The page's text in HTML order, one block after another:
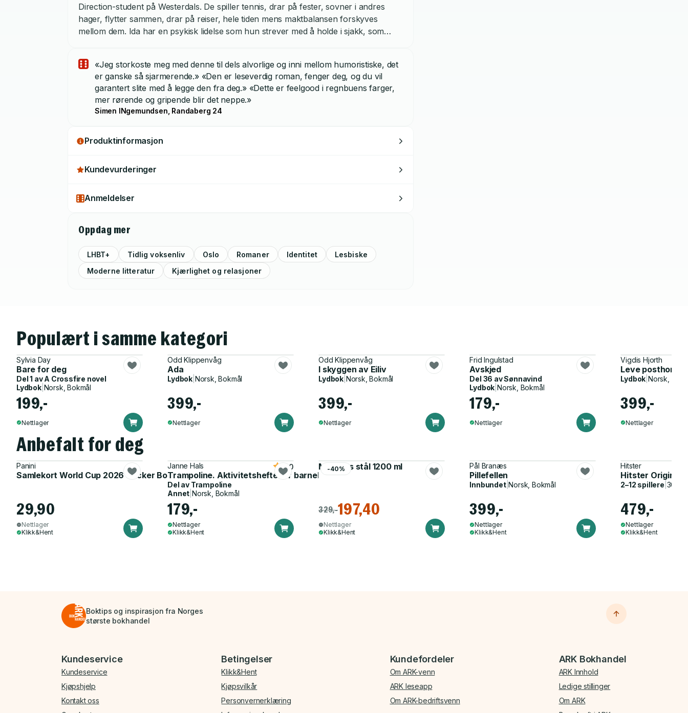
Direction-student på Westerdals. De spiller tennis, drar på fester, sovner i andres
hager, flytter sammen, drar på reiser, hele tiden mens maktbalansen forskyves
mellom dem. Ida har en psykisk lidelse som hun strever med å holde i sjakk, som
minne-fragmenter fra forholdet, og livet etter forholdet .Eva/Idabeskriver det såre i å
være utenfor seg selv, å ikke føle at man hører til noe sted, menEva/Idaer også en
roman om å lengte tilbake til en berusende og naiv livs-epoke som er over.
«Jeg storkoste meg med denne til dels alvorlige og inni mellom humoristiske, det
er ganske så sjarmerende.» «Den er leseverdig roman, fenger deg, og du vil
garantert slite med å legge den fra deg.» «Dette er feelgood i regnbuens farger,
mer rørende og gripende blir det neppe.»
Simen INgemundsen, Randaberg 24
Produktinformasjon
Kundevurderinger
Anmeldelser
Oppdag mer
LHBT+ Tidlig voksenliv Oslo Romaner Identitet
Lesbiske
Moderne litteratur
Kjærlighet og relasjoner
Populært i samme kategori
Sylvia Day
Bare for deg
Del 1 avA Crossfire novel
Lydbok| Norsk, Bokmål
199,-
Nettlager
Odd Klippenvåg
Ada
Lydbok| Norsk, Bokmål
399,-
Nettlager
Odd Klippenvåg
I skyggen av Eiliv
Lydbok Norsk, Bokmål
399,-
Nettlager
Frid Ingulstad
Avskjed
Del 36 avSønnavind
Lydbok Norsk, Bokmål
179,-
Nettlager
Vigdis Hjorth
Leve
Lydbok |Norsk,
399,-
Nettlager
Anbefalt for deg
Panini
Samlekort World Cup 2026 Sticker Booster
29,90
Nettlager
Klikk&Hent
Janne Hals
Trampoline. Aktivitetshefte for barnehagen
5.0
Del av Trampoline
Annet Norsk, Bokmål
179,-
Nettlager
Klikk&Hent
-40%
Matboks stål 1200 ml
329,-197,40
Nettlager
Klikk&Hent
Pål Branæs
Pillefellen
Innbundet|Norsk, Bokmål
399,-
Nettlager
Klikk&Hent
Hitster
Hitster Original
2–12 spillere
479,-
Nettlager
Klikk&Hent
Boktips og inspirasjon fra Norges
største bokhandel
Bunnmeny
Kundeservice
Kundeservice
Kjøpshjelp
Kontakt oss
Betingelser
Klikk&Hent
Kjøpsvilkår
Personvernerklæring
Kundefordeler
Om ARK-venn
ARK leseapp
Om ARK-bedriftsvenn
ARK Bokhandel
ARK Innhold
Ledige stillinger
Om ARK